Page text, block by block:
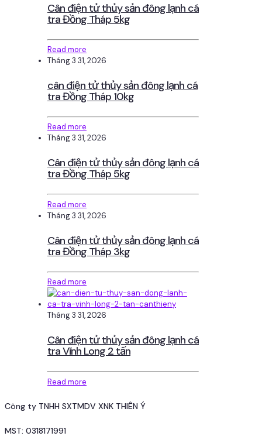
Cân điện tử thủy sản đông lạnh cá
tra Đồng Tháp 5kg
Read more
Tháng 3 31, 2026
cân điện tử thủy sản đông lạnh cá
tra Đồng Tháp 10kg
Read more
Tháng 3 31, 2026
Cân điện tử thủy sản đông lạnh cá
tra Đồng Tháp 5kg
Read more
Tháng 3 31, 2026
Cân điện tử thủy sản đông lạnh cá
tra Đồng Tháp 3kg
Read more
Tháng 3 31, 2026
Cân điện tử thủy sản đông lạnh cá
tra Vĩnh Long 2 tấn
Read more
Công ty TNHH SXTMDV XNK THIÊN Ý
MST: 0318171991